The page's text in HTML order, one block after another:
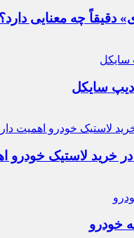
دقیقاً چه معنایی دارد؟
دیپ سایکل
لاستیک خودرو
خودرو